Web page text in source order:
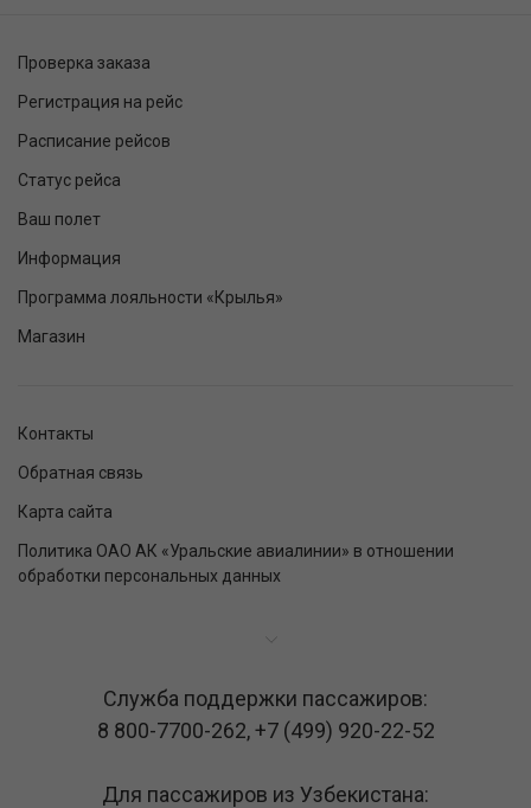
Проверка заказа
Регистрация на рейс
Расписание рейсов
Статус рейса
Ваш полет
Информация
Программа лояльности «Крылья»
Магазин
Контакты
Обратная связь
Карта сайта
Политика ОАО АК «Уральские авиалинии» в отношении
обработки персональных данных
Служба поддержки пассажиров:
8 800-7700-262,+7 (499) 920-22-52
Для пассажиров из Узбекистана: